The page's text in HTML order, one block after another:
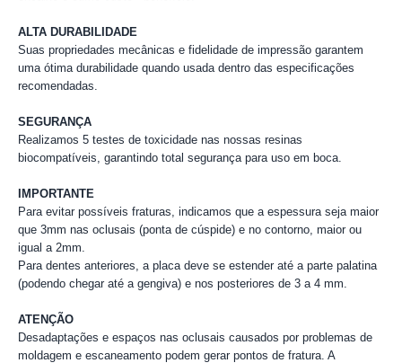
ALTA DURABILIDADE
Suas propriedades mecânicas e fidelidade de impressão garantem
uma ótima durabilidade quando usada dentro das especificações
recomendadas.
SEGURANÇA
Realizamos 5 testes de toxicidade nas nossas resinas
biocompatíveis, garantindo total segurança para uso em boca.
IMPORTANTE
Para evitar possíveis fraturas, indicamos que a espessura seja maior
que 3mm nas oclusais (ponta de cúspide) e no contorno, maior ou
igual a 2mm.
Para dentes anteriores, a placa deve se estender até a parte palatina
(podendo chegar até a gengiva) e nos posteriores de 3 a 4 mm.
ATENÇÃO
Desadaptações e espaços nas oclusais causados por problemas de
moldagem e escaneamento podem gerar pontos de fratura. A